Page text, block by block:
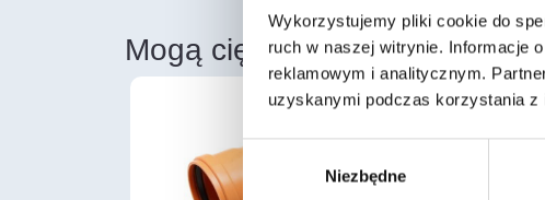
Wykorzystujemy pliki cookie do
ruch w naszej witrynie. Informacje
reklamowym i analitycznym.
uzyskanymi podczas korzystania z
Wybór
zgody
Niezbędne
Mogą cię również